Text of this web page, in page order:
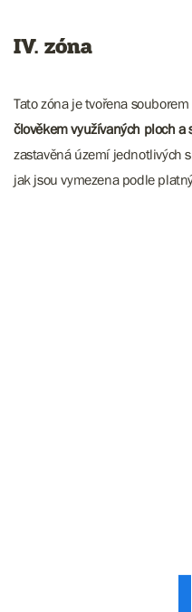
IV. zóna
Tato zóna je tvořena
člověkem využívaných ploch a
zastavěná území jednotlivých
jak jsou vymezena podle